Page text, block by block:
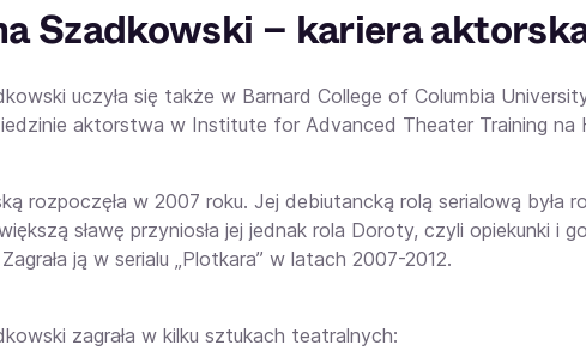
Szadkowski – kariera
uczyła się także w Barnard College of Columbia
aktorstwa w Institute for Advanced Theater Training na
rozpoczęła w 2007 roku. Jej debiutancką rolą serialową była
sławę przyniosła jej jednak rola Doroty, czyli opiekunki i
ją w serialu „Plotkara” w latach 2007-2012.
zagrała w kilku sztukach teatralnych: